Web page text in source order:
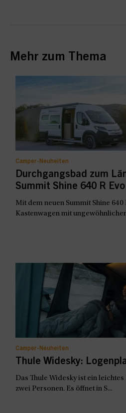
Mehr zum Thema
Camper-Neuheiten
Durchgangsbad zum
Summit Shine 640 R Evo
Mit dem neuen Summit Shine
Kastenwagen mit
Camper-Neuheiten
Thule Widesky:
Das Thule Widesky ist ein
zwei Personen. Es öffnet in S...